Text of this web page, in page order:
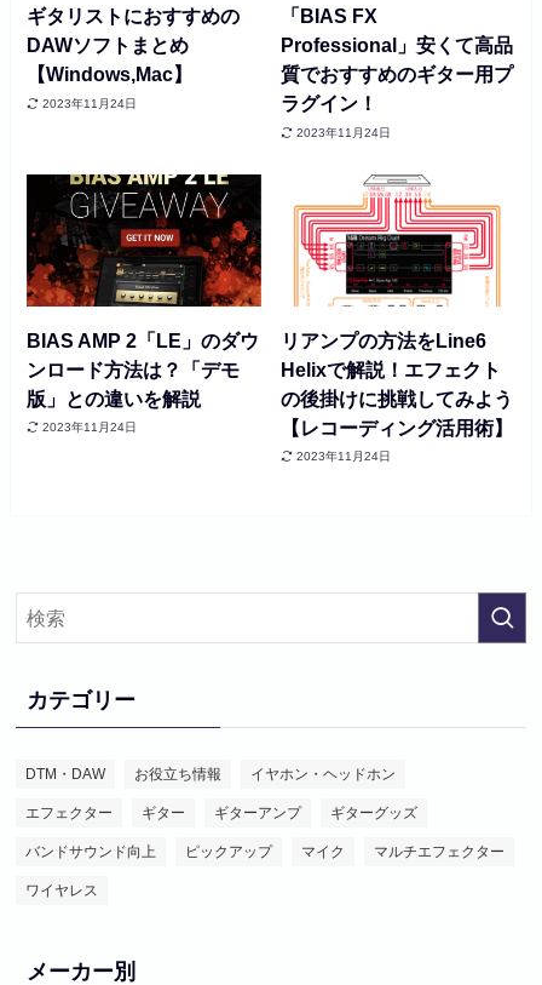
ギタリストにおすすめの
DAWソフトまとめ
【Windows,Mac】
2023年11月24日
「BIAS FX
Professional」安くて高品
質でおすすめのギター用プ
ラグイン！
2023年11月24日
BIAS AMP 2「LE」のダウ
ンロード方法は？「デモ
版」との違いを解説
2023年11月24日
リアンプの方法をLine6
Helixで解説！エフェクト
の後掛けに挑戦してみよう
【レコーディング活用術】
2023年11月24日
カテゴリー
DTM・DAW お役立ち情報 イヤホン・ヘッドホン
エフェクター ギター ギターアンプ ギターグッズ
バンドサウンド向上 ピックアップ マイク マルチエフェクター
ワイヤレス
メーカー別